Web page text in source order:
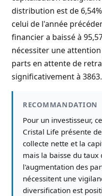
distribution est de
celui de l'année
financier a baissé à
nécessiter une
parts en attente de
significativement à 3863.
RECOMMANDATION
Pour un investisseur,
Cristal Life présente
collecte nette et la
mais la baisse du
l'augmentation des
nécessitent une
diversification est